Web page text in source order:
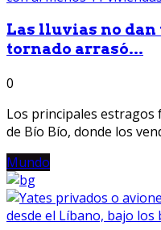
Las lluvias no
tornado arrasó...
0
Los principales
de Bío Bío, donde los
Mundo